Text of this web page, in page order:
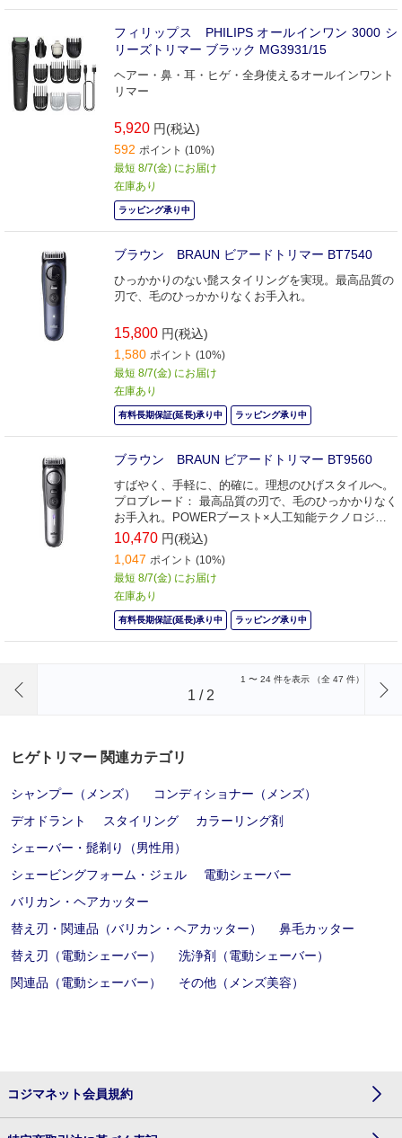
フィリップス PHILIPS オールインワン 3000 シ
リーズトリマー ブラック MG3931/15
ヘアー・鼻・耳・ヒゲ・全身使えるオールインワント
リマー
5,920 円(税込)
592 ポイント (10%)
最短 8/7(金) にお届け
在庫あり
ラッピング承り中
ブラウン BRAUN ビアードトリマー BT7540
ひっかかりのない髭スタイリングを実現。最高品質の
刃で、毛のひっかかりなくお手入れ。
15,800 円(税込)
1,580 ポイント (10%)
最短 8/7(金) にお届け
在庫あり
有料長期保証(延長)承り中 ラッピング承り中
ブラウン BRAUN ビアードトリマー BT9560
すばやく、手軽に、的確に。理想のひげスタイルへ。
プロブレード： 最高品質の刃で、毛のひっかかりなく
お手入れ。POWERブースト×人工知能テクノロジ
ー。
10,470 円(税込)
1,047 ポイント (10%)
最短 8/7(金) にお届け
在庫あり
有料長期保証(延長)承り中 ラッピング承り中
1 〜 24 件を表示 （全 47 件）
1 / 2
ヒゲトリマー 関連カテゴリ
シャンプー（メンズ）
コンディショナー（メンズ）
デオドラント
スタイリング
カラーリング剤
シェーバー・髭剃り（男性用）
シェービングフォーム・ジェル
電動シェーバー
バリカン・ヘアカッター
替え刃・関連品（バリカン・ヘアカッター）
鼻毛カッター
替え刃（電動シェーバー）
洗浄剤（電動シェーバー）
関連品（電動シェーバー）
その他（メンズ美容）
コジマネット会員規約